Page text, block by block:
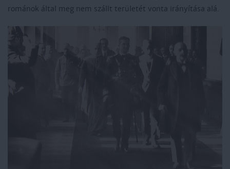
románok által meg nem szállt területét vonta irányítása alá.